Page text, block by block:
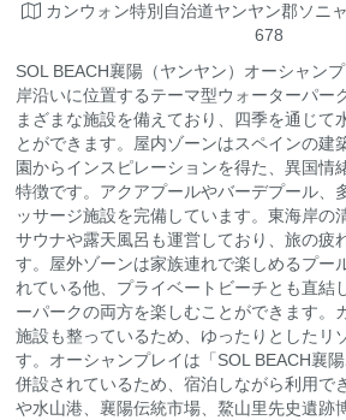
カンウォン特別自治道ヤンヤン郡ソニ
678
SOL BEACH襄陽（ヤンヤン）オーシャン
岸沿いに位置するテーマ型ウォーターパー
まざまな施設を備えており、四季を通じて
とができます。屋内ゾーンはスペインの建
園からインスピレーションを得た、異国情
特徴です。アクアプールやバーデプール、
ッサージ施設を完備しています。東海岸の
サウナや露天風呂も運営しており、旅の疲
す。屋外ゾーンは家族連れで楽しめるプー
れている他、プライベートビーチとも直結
ーパークの両方を楽しむことができます。
施設も整っているため、ゆったりとしたリ
す。オーシャンプレイは「SOL BEACH襄
併設されているため、宿泊しながら利用で
や水山港、襄陽伝統市場、鰲山里先史遺跡